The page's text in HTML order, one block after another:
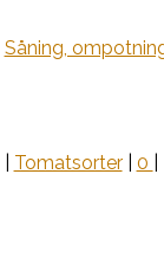
Såning,
Tomatsorter| 0